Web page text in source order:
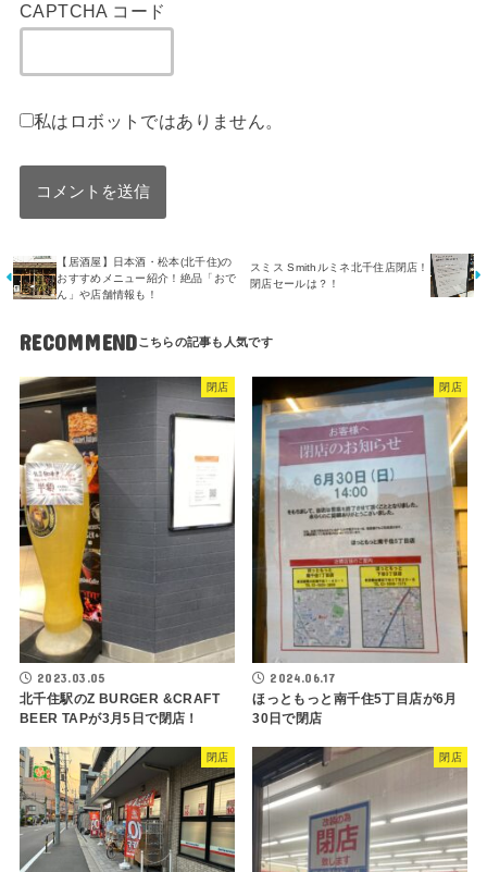
CAPTCHA コード
私はロボットではありません。
【居酒屋】日本酒・松本(北千住)の
おすすめメニュー紹介！絶品「おで
ん」や店舗情報も！
スミス Smithルミネ北千住店閉店！
閉店セールは？！
RECOMMEND
閉店
2023.03.05
北千住駅のZ BURGER &CRAFT
BEER TAPが3月5日で閉店！
閉店
2024.06.17
ほっともっと南千住5丁目店が6月
30日で閉店
閉店 閉店